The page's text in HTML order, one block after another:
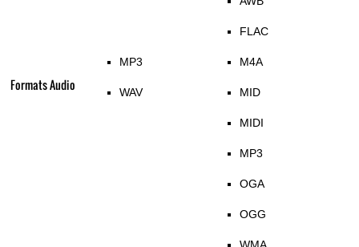
Formats Audio
MP3
WAV
FLAC
M4A
MID
MIDI
MP3
OGA
OGG